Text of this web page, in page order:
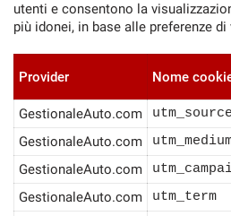
utenti e consentono la
più idonei, in base alle preferenze di
Provider Nome
GestionaleAuto.com utm_source
GestionaleAuto.com
GestionaleAuto.com
GestionaleAuto.com
utm_term